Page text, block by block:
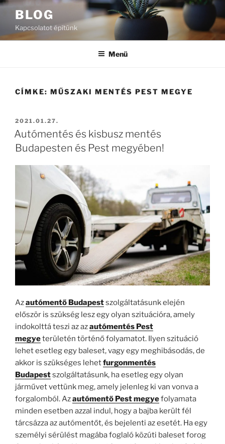
Tartalomhoz
BLOG
Kapcsolatot építünk
Menü
CÍMKE: MŰSZAKI MENTÉS PEST MEGYE
BEKÜLDVE:
2021.01.27.
Autómentés és kisbusz mentés
Budapesten és Pest megyében!
Azautómentő Budapestszolgáltatásunk elején
először is szükség lesz egy olyan szituációra, amely
indokolttá teszi az azautómentés Pest
megyeterületén történő folyamatot. Ilyen szituáció
lehet esetleg egy baleset, vagy egy meghibásodás, de
akkor is szükséges lehetfurgonmentés
Budapestszolgáltatásunk, ha esetleg egy olyan
járművet vettünk meg, amely jelenleg ki van vonva a
forgalomból. Azautómentő Pest megyefolyamata
minden esetben azzal indul, hogy a bajba került fél
tárcsázza az autómentőt, és bejelenti az esetét. Ha egy
személyi sérülést magába foglaló közúti baleset forog